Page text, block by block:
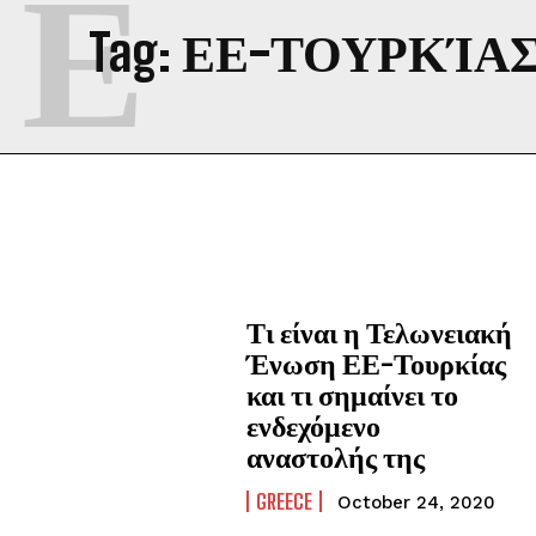
Tag: ΕΕ-
Ε
Τι είναι η Τελωνειακή
Ένωση ΕΕ-Τουρκίας
και τι σημαίνει το
ενδεχόμενο
αναστολής της
GREECE October 24, 2020